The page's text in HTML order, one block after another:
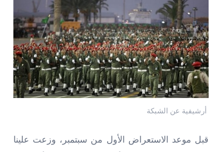
أرشيفية عن الشبكة
قبل موعد الاستعراض الأول من سبتمبر، وزعت علينا